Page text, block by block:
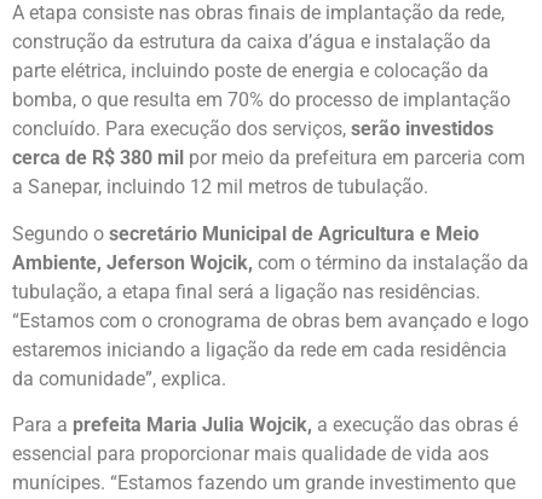
A etapa consiste nas obras finais de implantação da rede,
construção da estrutura da caixa d’água e instalação da
parte elétrica, incluindo poste de energia e colocação da
bomba, o que resulta em 70% do processo de implantação
concluído. Para execução dos serviços, serão investidos
cerca de R$ 380 mil por meio da prefeitura em parceria com
a Sanepar, incluindo 12 mil metros de tubulação.
Segundo o secretário Municipal de Agricultura e Meio
Ambiente, Jeferson Wojcik, com o término da instalação da
tubulação, a etapa final será a ligação nas residências.
“Estamos com o cronograma de obras bem avançado e logo
estaremos iniciando a ligação da rede em cada residência
da comunidade”, explica.
Para a prefeita Maria Julia Wojcik, a execução das obras é
essencial para proporcionar mais qualidade de vida aos
munícipes. “Estamos fazendo um grande investimento que